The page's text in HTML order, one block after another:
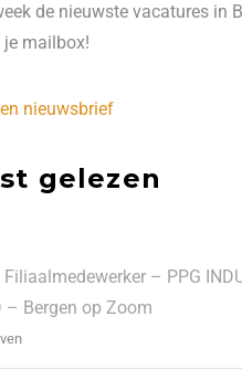
de nieuwste vacatures in
mailbox!
nieuwsbrief
gelezen
– PPG
– Bergen op Zoom